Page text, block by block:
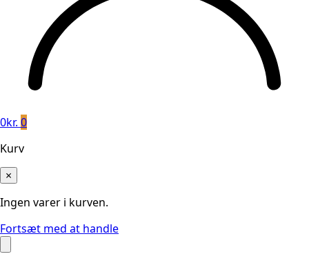
0kr. 0
Kurv
×
Ingen varer i kurven.
Fortsæt med at handle